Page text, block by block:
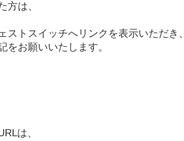
方は、
トスイッチへリンクを表示いただき、
お願いいたします。
は、